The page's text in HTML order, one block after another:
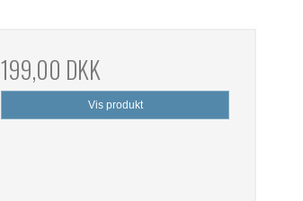
199,00 DKK
Vis produkt